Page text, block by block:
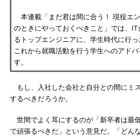
本連載「まだ君は間に合う！ 現役エ
のときにやっておくべきこと」では、
るトップエンジニアに、学生時代に行っ
これから就職活動を行う学生へのアド
す。
もし、入社した会社と自分との間にミ
するべきだろうか。
世間でよく耳にするのが「新卒者は最
で頑張るべきだ」という意見だ。「どん